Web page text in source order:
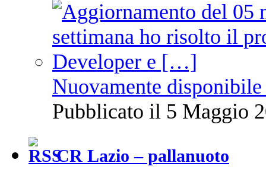
Nuovamente
Pubblicato il 5 Maggio
CR Lazio – pallanuoto